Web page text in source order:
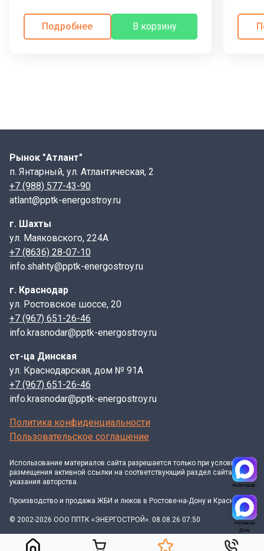
Подробнее В корзину
Рынок "Атлант"
п. Янтарный, ул. Атлантическая, 2
+7 (988) 577-43-90
atlant@pptk-energostroy.ru
г. Шахты
ул. Маяковского, 224А
+7 (8636) 28-07-10
info.shahty@pptk-energostroy.ru
г. Краснодар
ул. Ростовское шоссе, 20
+7 (967) 651-26-46
info.krasnodar@pptk-energostroy.ru
ст-ца Динская
ул. Краснодарская, дом № 91А
+7 (967) 651-26-46
info.krasnodar@pptk-energostroy.ru
Политика конфиденциальности
Пользовательское соглашение
Использование материалов сайта разрешается только при условии
размещения активной ссылки на соответствующий раздел сайта и
указания авторства.
Производство и продажа ЖБИ и люков в Ростове-на-Дону и Краснодаре
© 2002-2026 ООО ППТК «ЭНЕРГОСТРОЙ». 08.08.26 07:50
Краснодар
Ростов-на-
Дону